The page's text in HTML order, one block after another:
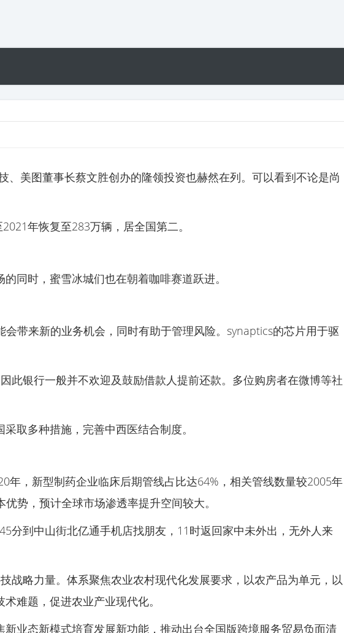
美图董事长蔡文胜创办的隆领投资也赫然在列。可以看到不论是尚
年恢复至283万辆，居全国第二。
同时，蜜雪冰城们也在朝着咖啡赛道跃进。
带来新的业务机会，同时有助于管理风险。synaptics的芯片用于驱
此银行一般并不欢迎及鼓励借款人提前还款。多位购房者在微博等社
取多种措施，完善中西医结合制度。
，新型制药企业临床后期管线占比达64%，相关管线数量较2005年
势，预计全球市场渗透率提升空间较大。
分到中山街北亿通手机店找朋友，11时返回家中未外出，无外人来
略力量。体系聚焦农业农村现代化发展要求，以农产品为单元，以
难题，促进农业产业现代化。
业态新模式培育发展新功能，推动出台全国版跨境服务贸易负面清